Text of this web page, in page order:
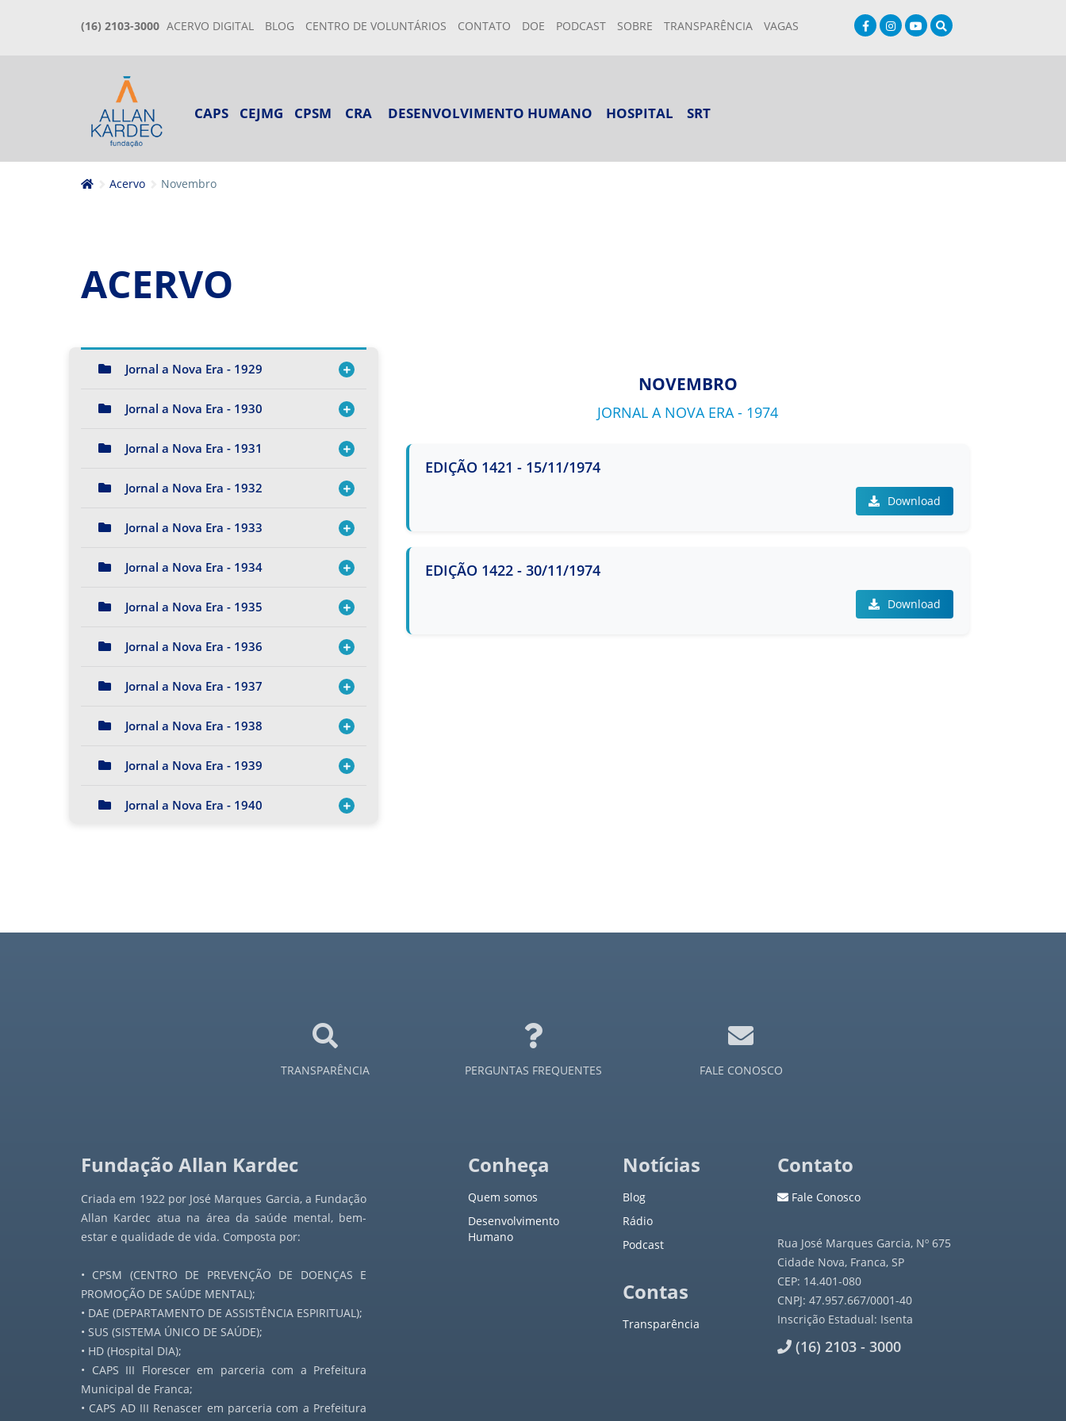
(16) 2103-3000 ACERVO DIGITAL BLOG CENTRO DE VOLUNTÁRIOS CONTATO DOE PODCAST SOBRE TRANSPARÊNCIA VAGAS
CAPS CEJMG CPSM CRA DESENVOLVIMENTO HUMANO HOSPITAL SRT
Acervo Novembro
ACERVO
Jornal a Nova Era - 1929
Jornal a Nova Era - 1930
Jornal a Nova Era - 1931
Jornal a Nova Era - 1932
Jornal a Nova Era - 1933
Jornal a Nova Era - 1934
Jornal a Nova Era - 1935
Jornal a Nova Era - 1936
Jornal a Nova Era - 1937
Jornal a Nova Era - 1938
Jornal a Nova Era - 1939
Jornal a Nova Era - 1940
Jornal a Nova Era - 1949
Jornal a Nova Era - 1950
Jornal a Nova Era - 1951
Jornal a Nova Era - 1952
Jornal a Nova Era - 1953
Jornal a Nova Era - 1954
NOVEMBRO
JORNAL A NOVA ERA - 1974
EDIÇÃO 1421 - 15/11/1974
Download
EDIÇÃO 1422 - 30/11/1974
Download
TRANSPARÊNCIA PERGUNTAS FREQUENTES FALE CONOSCO
Fundação Allan Kardec
Criada em 1922 por José Marques Garcia, a Fundação
Allan Kardec atua na área da saúde mental, bem-
estar e qualidade de vida. Composta por:
• CPSM (CENTRO DE PREVENÇÃO DE DOENÇAS E
PROMOÇÃO DE SAÚDE MENTAL);
• DAE (DEPARTAMENTO DE ASSISTÊNCIA ESPIRITUAL);
• SUS (SISTEMA ÚNICO DE SAÚDE);
• HD (Hospital DIA);
• CAPS III Florescer em parceria com a Prefeitura
Municipal de Franca;
• CAPS AD III Renascer em parceria com a Prefeitura
Conheça
Quem somos
Desenvolvimento
Humano
Notícias
Blog
Rádio
Podcast
Contas
Transparência
Contato
Fale Conosco
Rua José Marques Garcia, Nº 675
Cidade Nova, Franca, SP
CEP: 14.401-080
CNPJ: 47.957.667/0001-40
Inscrição Estadual: Isenta
(16) 2103 - 3000